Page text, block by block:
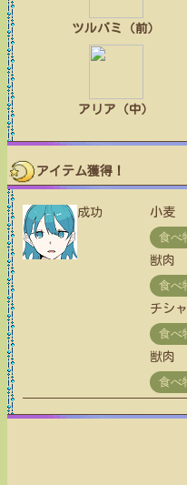
ツルバミ（前）
アリア（中）
アイテム獲得！
成功 小麦
獣肉
チシャ
獣肉